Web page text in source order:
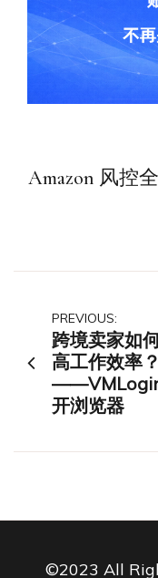
Amazon 风控
章
PREVIOUS:
跨境卖家如
高工作效率？
开浏览器
©2023 All